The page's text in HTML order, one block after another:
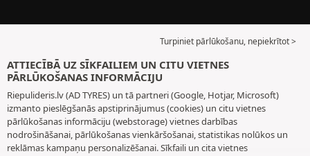
Turpiniet pārlūkošanu, nepiekrītot >
ATTIECĪBĀ UZ SĪKFAILIEM UN CITU VIETNES
PĀRLŪKOŠANAS INFORMĀCIJU
Riepulideris.lv (AD TYRES) un tā partneri (Google, Hotjar, Microsoft)
izmanto pieslēgšanās apstiprinājumus (cookies) un citu vietnes
pārlūkošanas informāciju (webstorage) vietnes darbības
nodrošināšanai, pārlūkošanas vienkāršošanai, statistikas nolūkos un
reklāmas kampaņu personalizēšanai. Sīkfaili un cita vietnes